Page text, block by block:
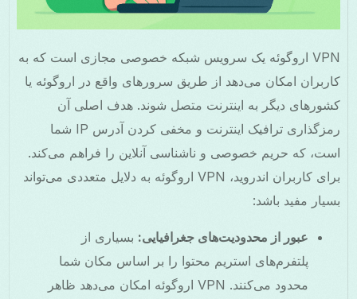
VPN اروگوئه یک سرویس شبکه خصوصی مجازی است که به
کاربران امکان می‌دهد از طریق سرورهای واقع در اروگوئه یا
کشورهای دیگر به اینترنت متصل شوند. هدف اصلی آن
رمزگذاری ترافیک اینترنت و مخفی کردن آدرس IP شما
است، که حریم خصوصی و ناشناسی آنلاین را فراهم می‌کند.
برای کاربران اندروید، VPN اروگوئه به دلایل متعددی می‌تواند
بسیار مفید باشد:
عبور از محدودیت‌های جغرافیایی: بسیاری از
پلتفرم‌های استریم محتوا را بر اساس مکان شما
محدود می‌کنند. VPN اروگوئه امکان می‌دهد ظاهر